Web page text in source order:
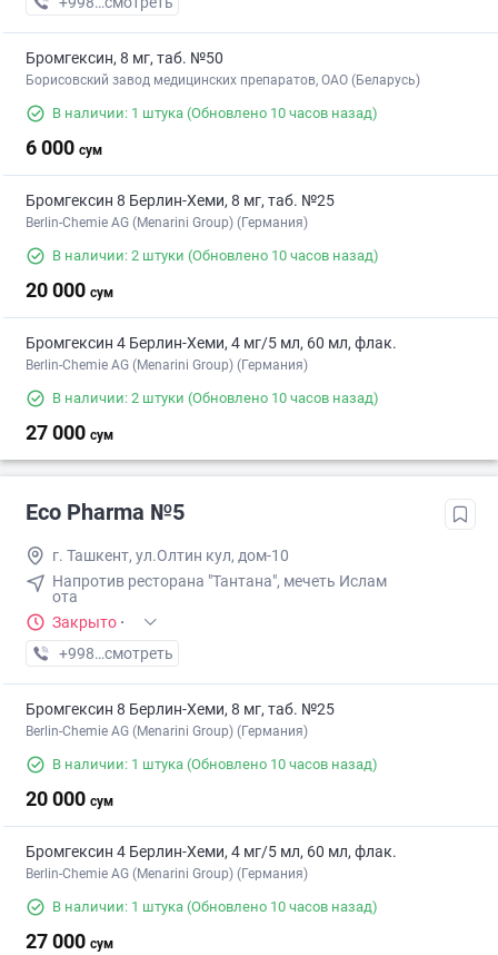
Бромгексин, 8 мг, таб. №50
Борисовский завод медицинских препаратов, ОАО (Беларусь)
В наличии: 1 штука (Обновлено 10 часов назад)
6 000 сум
Бромгексин 8 Берлин-Хеми, 8 мг, таб. №25
Berlin-Chemie AG (Menarini Group) (Германия)
В наличии: 2 штуки (Обновлено 10 часов назад)
20 000 сум
Бромгексин 4 Берлин-Хеми, 4 мг/5 мл, 60 мл, флак.
Berlin-Chemie AG (Menarini Group) (Германия)
В наличии: 2 штуки (Обновлено 10 часов назад)
27 000 сум
Eco Pharma №5
г. Ташкент, ул.Олтин кул, дом-10
Напротив ресторана "Тантана", мечеть Ислам
ота
Закрыто ·
+998 (55) XXX-XX-XX
смотреть
Бромгексин 8 Берлин-Хеми, 8 мг, таб. №25
Berlin-Chemie AG (Menarini Group) (Германия)
В наличии: 1 штука (Обновлено 10 часов назад)
20 000 сум
Бромгексин 4 Берлин-Хеми, 4 мг/5 мл, 60 мл, флак.
Berlin-Chemie AG (Menarini Group) (Германия)
В наличии: 1 штука (Обновлено 10 часов назад)
27 000 сум